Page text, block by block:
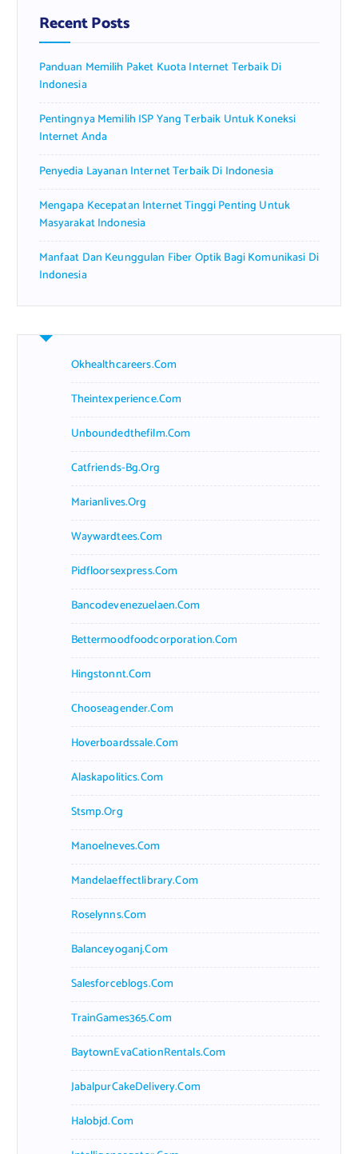
f
o
:
Recent Posts
Panduan Memilih Paket Kuota Internet Terbaik Di
Indonesia
Pentingnya Memilih ISP Yang Terbaik Untuk Koneksi
Internet Anda
Penyedia Layanan Internet Terbaik Di Indonesia
Mengapa Kecepatan Internet Tinggi Penting Untuk
Masyarakat Indonesia
Manfaat Dan Keunggulan Fiber Optik Bagi Komunikasi Di
Indonesia
Okhealthcareers.com
Theintexperience.com
Unboundedthefilm.com
Catfriends-Bg.org
Marianlives.org
Waywardtees.com
Pidfloorsexpress.com
Bancodevenezuelaen.com
Bettermoodfoodcorporation.com
Hingstonnt.com
Chooseagender.com
Hoverboardssale.com
Alaskapolitics.com
Stsmp.org
Manoelneves.com
Mandelaeffectlibrary.com
Roselynns.com
Balanceyoganj.com
Salesforceblogs.com
TrainGames365.com
BaytownEvaCationRentals.com
JabalpurCakeDelivery.com
Halobjd.com